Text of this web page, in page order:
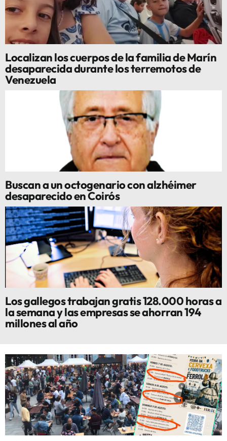
Localizan los cuerpos de la familia de Marín
desaparecida durante los terremotos de
Venezuela
Buscan a un octogenario con alzhéimer
desaparecido en Coirós
Los gallegos trabajan gratis 128.000 horas a
la semana y las empresas se ahorran 194
millones al año